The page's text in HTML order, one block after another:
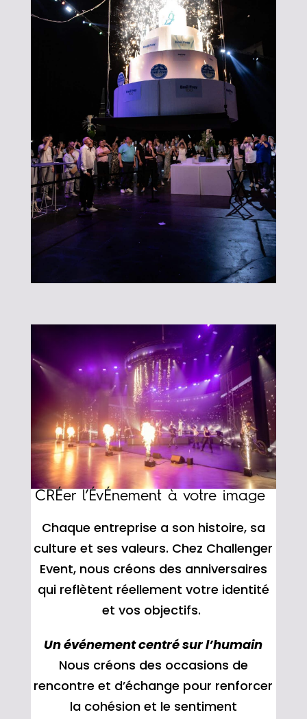
CRÉer l’ÉvÉnement à votre image
Chaque entreprise a son histoire, sa
culture et ses valeurs. Chez Challenger
Event, nous créons des anniversaires
qui reflètent réellement votre identité
et vos objectifs.
Un événement centré sur l’humain
Nous créons des occasions de
rencontre et d’échange pour renforcer
la cohésion et le sentiment